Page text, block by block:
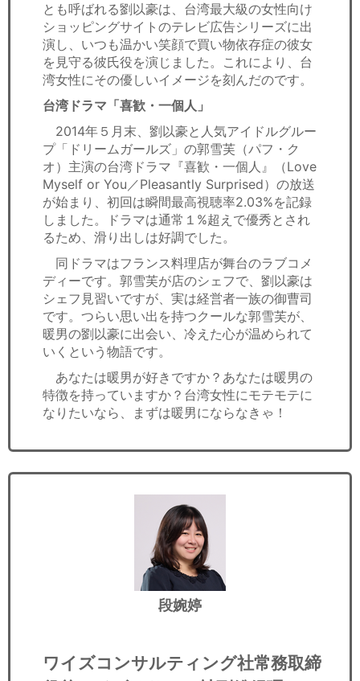
とも呼ばれる劉以豪は、台湾最大級の女性向け
ショッピングサイトのテレビ広告シリーズに出
演し、いつも温かい笑顔で買い物依存症の彼女
を見守る彼氏役を演じました。これにより、台
湾女性にその優しいイメージを刻んだのです。
台湾ドラマ「喜歓・一個人」
2014年５月末、劉以豪と人気アイドルグルー
プ「ドリームガールズ」の郭雪芙（パフ・ク
オ）主演の台湾ドラマ『喜歓・一個人』（Love
Myself or You／Pleasantly Surprised）の放送
が始まり、初回は瞬間最高視聴率2.03%を記録
しました。ドラマは通常１%超えで優秀とされ
るため、滑り出しは好調でした。
同ドラマはフランス料理店が舞台のラブコメ
ディーです。郭雪芙が店のシェフで、劉以豪は
シェフ見習いですが、実は経営者一族の御曹司
です。つらい思い出を持つクールな郭雪芙が、
暖男の劉以豪に出会い、冷えた心が温められて
いくという物語です。
あなたは暖男が好きですか？あなたは暖男の
特徴を持っていますか？台湾女性にモテモテに
なりたいなら、まずは暖男にならなきゃ！
段婉婷
ワイズコンサルティング社常務取締